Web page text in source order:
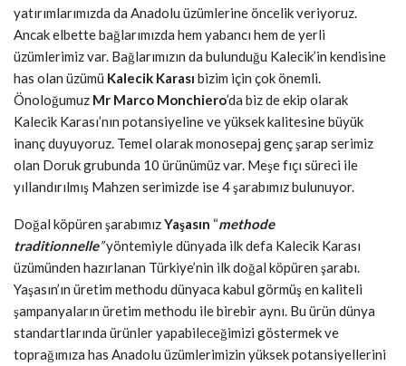
yatırımlarımızda da Anadolu üzümlerine öncelik veriyoruz.
Ancak elbette bağlarımızda hem yabancı hem de yerli
üzümlerimiz var. Bağlarımızın da bulunduğu Kalecik’in kendisine
has olan üzümü Kalecik Karası bizim için çok önemli.
Önoloğumuz Mr Marco Monchiero’da biz de ekip olarak
Kalecik Karası’nın potansiyeline ve yüksek kalitesine büyük
inanç duyuyoruz. Temel olarak monosepaj genç şarap serimiz
olan Doruk grubunda 10 ürünümüz var. Meşe fıçı süreci ile
yıllandırılmış Mahzen serimizde ise 4 şarabımız bulunuyor.
Doğal köpüren şarabımızYaşasın “methode
traditionnelle”yöntemiyle dünyada ilk defa Kalecik Karası
üzümünden hazırlanan Türkiye’nin ilk doğal köpüren şarabı.
Yaşasın’ın üretim methodu dünyaca kabul görmüş en kaliteli
şampanyaların üretim methodu ile birebir aynı. Bu ürün dünya
standartlarında ürünler yapabileceğimizi göstermek ve
toprağımıza has Anadolu üzümlerimizin yüksek potansiyellerini